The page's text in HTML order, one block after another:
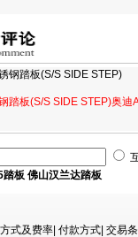
钢踏板(S/S SIDE STEP)
踏板(S/S SIDE STEP)奥
踏板 佛山汉兰达踏板
式及费率| 付款方式| 交易